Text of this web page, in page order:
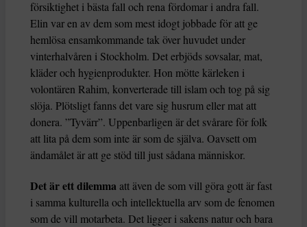
försiktighet i bästa fall och rena fördomar i andra fall.
Elin var en av dem som mest idogt jobbade för att ge
hemlösa ensamkommande tak över huvudet under
vinterhalvåren i Stockholm. Det erbjöds sovsalar, mat,
kläder och hygienprodukter. Hon mötte kärleken i
volontären Rahim, konverterade till islam och tog på sig
slöja. Plötsligt fanns det vare sig husrum eller mat att
donera. ”Tyvärr”. Uppenbarligen är det svårare för folk
att lita på dem som inte är som de själva. Oavsett om
ändamålet är att ge stöd till just sådana människor.
Det är ett dilemmaatt även de som vill göra gott är fast
i samma kulturella och intellektuella arv som de fenomen
som de vill motarbeta. Det ligger i sakens natur och bara